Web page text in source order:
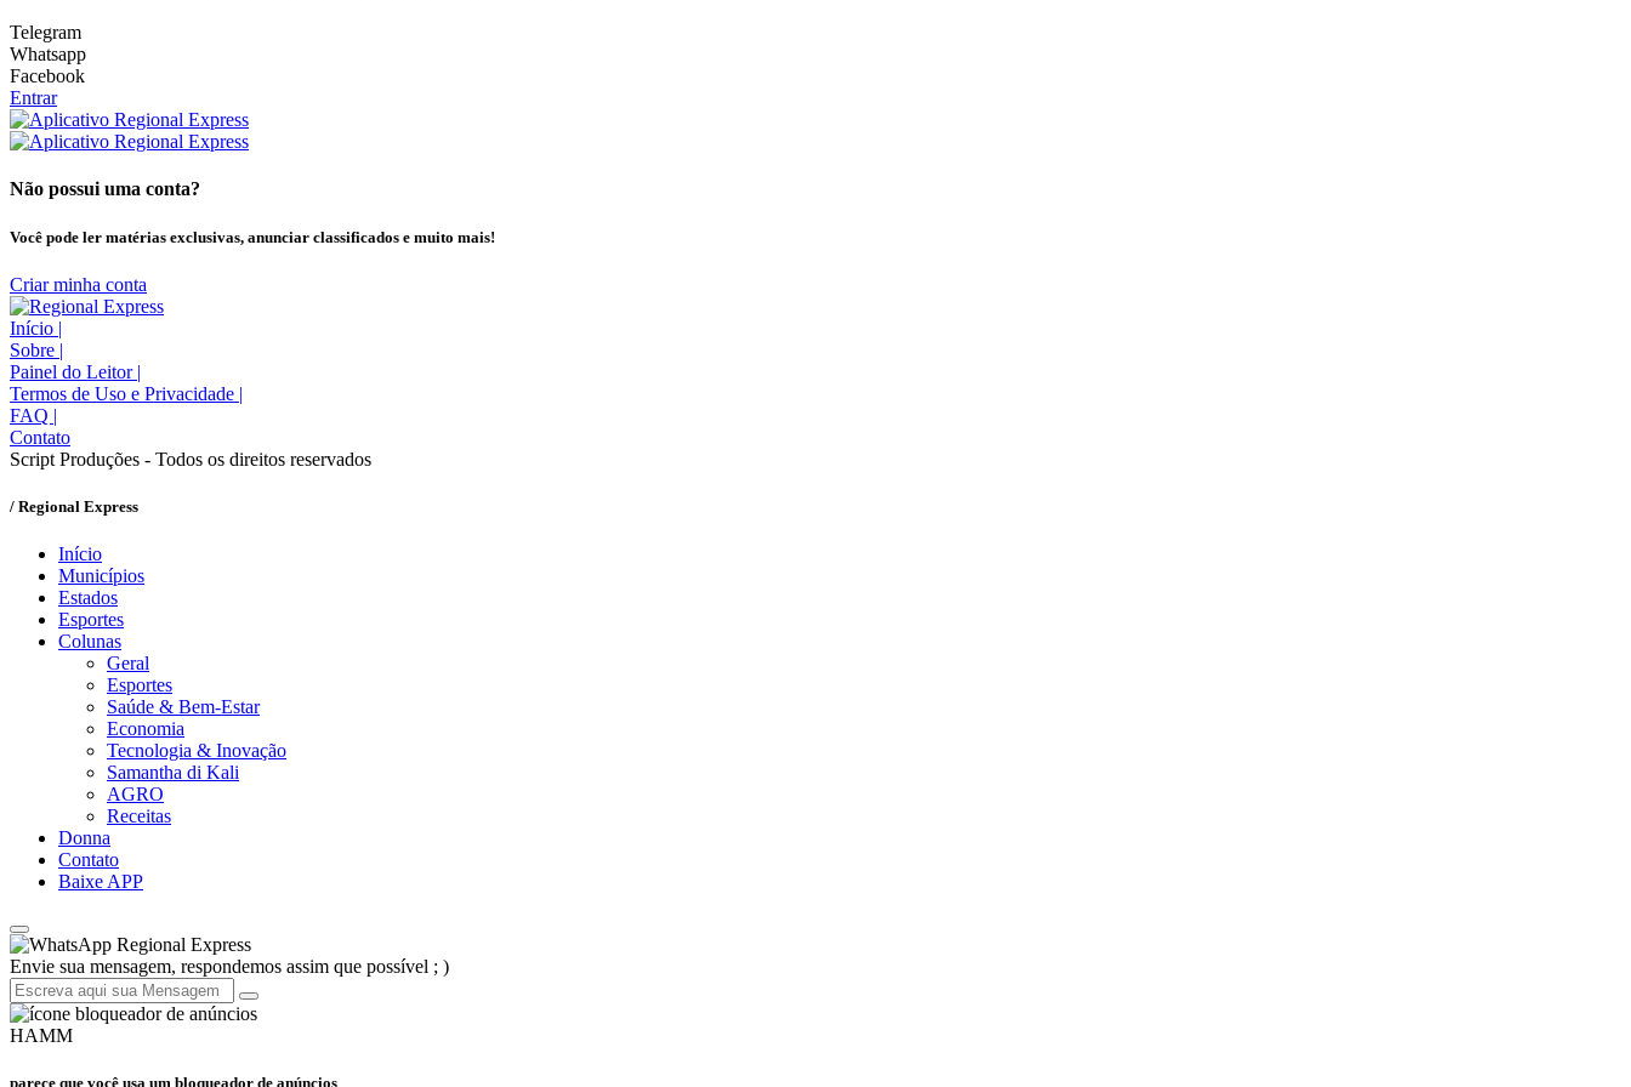
Telegram
Whatsapp
Facebook
Entrar
Não possui uma conta?
Você pode ler matérias exclusivas, anunciar classificados e muito mais!
Criar minha conta
Início |
Sobre |
Painel do Leitor |
Termos de Uso e Privacidade |
FAQ |
Contato
Script Produções - Todos os direitos reservados
/ Regional Express
Início
Municípios
Estados
Esportes
Colunas
Geral
Esportes
Saúde & Bem-Estar
Economia
Tecnologia & Inovação
Samantha di Kali
AGRO
Receitas
Donna
Contato
Baixe APP
Regional Express
Envie sua mensagem, respondemos assim que possível ; )
HAMM
parece que você usa um bloqueador de anúncios